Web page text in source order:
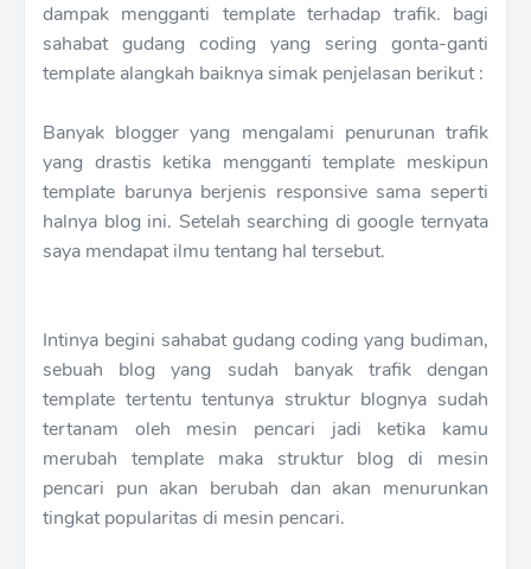
dampak mengganti template terhadap trafik. bagi
sahabat gudang coding yang sering gonta-ganti
template alangkah baiknya simak penjelasan berikut :
Banyak blogger yang mengalami penurunan trafik
yang drastis ketika mengganti template meskipun
template barunya berjenis responsive sama seperti
halnya blog ini. Setelah searching di google ternyata
saya mendapat ilmu tentang hal tersebut.
Intinya begini sahabat gudang coding yang budiman,
sebuah blog yang sudah banyak trafik dengan
template tertentu tentunya struktur blognya sudah
tertanam oleh mesin pencari jadi ketika kamu
merubah template maka struktur blog di mesin
pencari pun akan berubah dan akan menurunkan
tingkat popularitas di mesin pencari.